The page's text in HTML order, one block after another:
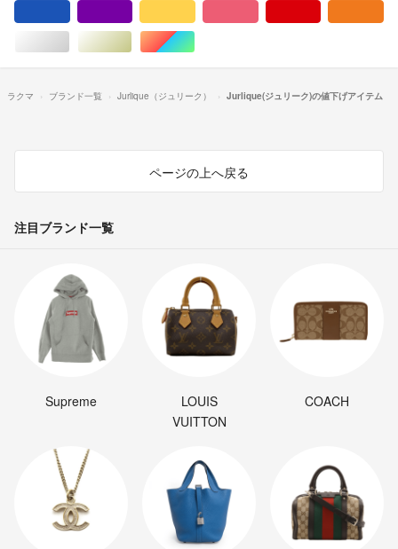
シルバー/銀色系ゴールド/金色系マルチカラー
ラクマ ブランド一覧 Jurlique（ジュリーク） Jurlique(ジュリーク)の値下げアイテム
ページの上へ戻る
注目ブランド一覧
Supreme
LOUIS
VUITTON
COACH